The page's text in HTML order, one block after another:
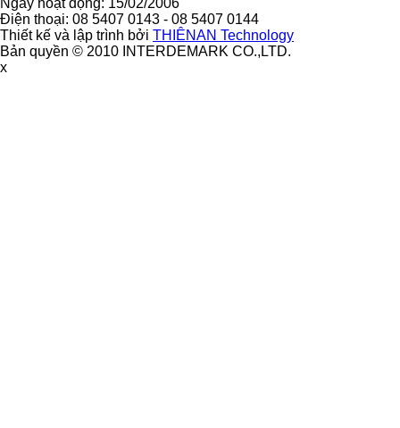
Điện thoại: 08 5407 0143 - 08 5407 0144
Thiết kế và lập trình bởi THIÊNAN Technology
Bản quyền © 2010 INTERDEMARK CO.,LTD.
x